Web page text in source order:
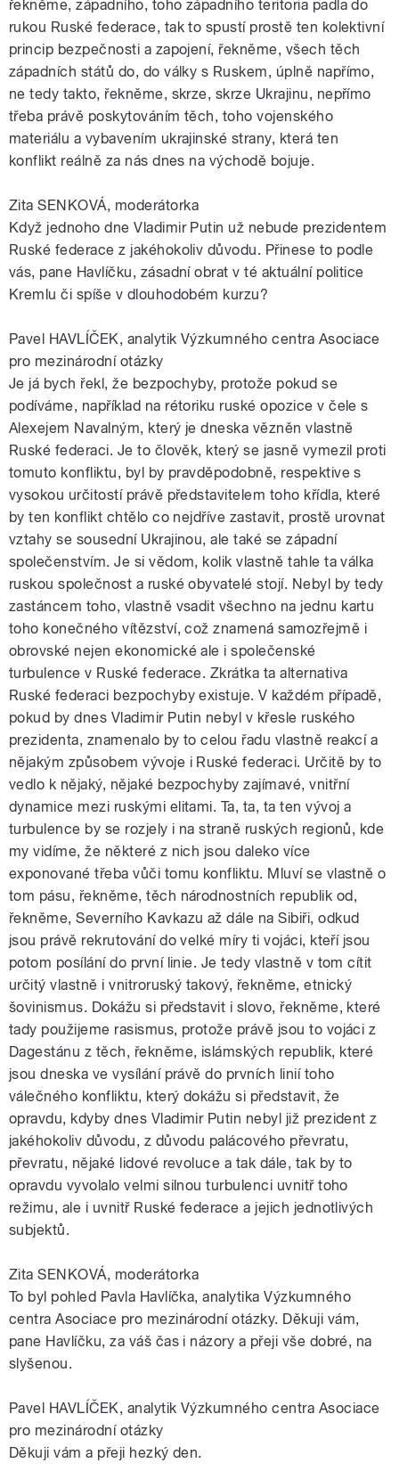
řekněme, západního, toho západního teritoria padla do
rukou Ruské federace, tak to spustí prostě ten kolektivní
princip bezpečnosti a zapojení, řekněme, všech těch
západních států do, do války s Ruskem, úplně napřímo,
ne tedy takto, řekněme, skrze, skrze Ukrajinu, nepřímo
třeba právě poskytováním těch, toho vojenského
materiálu a vybavením ukrajinské strany, která ten
konflikt reálně za nás dnes na východě bojuje.
Zita SENKOVÁ, moderátorka
Když jednoho dne Vladimir Putin už nebude prezidentem
Ruské federace z jakéhokoliv důvodu. Přinese to podle
vás, pane Havlíčku, zásadní obrat v té aktuální politice
Kremlu či spíše v dlouhodobém kurzu?
Pavel HAVLÍČEK, analytik Výzkumného centra Asociace
pro mezinárodní otázky
Je já bych řekl, že bezpochyby, protože pokud se
podíváme, například na rétoriku ruské opozice v čele s
Alexejem Navalným, který je dneska vězněn vlastně
Ruské federaci. Je to člověk, který se jasně vymezil proti
tomuto konfliktu, byl by pravděpodobně, respektive s
vysokou určitostí právě představitelem toho křídla, které
by ten konflikt chtělo co nejdříve zastavit, prostě urovnat
vztahy se sousední Ukrajinou, ale také se západní
společenstvím. Je si vědom, kolik vlastně tahle ta válka
ruskou společnost a ruské obyvatelé stojí. Nebyl by tedy
zastáncem toho, vlastně vsadit všechno na jednu kartu
toho konečného vítězství, což znamená samozřejmě i
obrovské nejen ekonomické ale i společenské
turbulence v Ruské federace. Zkrátka ta alternativa
Ruské federaci bezpochyby existuje. V každém případě,
pokud by dnes Vladimir Putin nebyl v křesle ruského
prezidenta, znamenalo by to celou řadu vlastně reakcí a
nějakým způsobem vývoje i Ruské federaci. Určitě by to
vedlo k nějaký, nějaké bezpochyby zajímavé, vnitřní
dynamice mezi ruskými elitami. Ta, ta, ta ten vývoj a
turbulence by se rozjely i na straně ruských regionů, kde
my vidíme, že některé z nich jsou daleko více
exponované třeba vůči tomu konfliktu. Mluví se vlastně o
tom pásu, řekněme, těch národnostních republik od,
řekněme, Severního Kavkazu až dále na Sibiři, odkud
jsou právě rekrutování do velké míry ti vojáci, kteří jsou
potom posílání do první linie. Je tedy vlastně v tom cítit
určitý vlastně i vnitroruský takový, řekněme, etnický
šovinismus. Dokážu si představit i slovo, řekněme, které
tady použijeme rasismus, protože právě jsou to vojáci z
Dagestánu z těch, řekněme, islámských republik, které
jsou dneska ve vysílání právě do prvních linií toho
válečného konfliktu, který dokážu si představit, že
opravdu, kdyby dnes Vladimir Putin nebyl již prezident z
jakéhokoliv důvodu, z důvodu palácového převratu,
převratu, nějaké lidové revoluce a tak dále, tak by to
opravdu vyvolalo velmi silnou turbulenci uvnitř toho
režimu, ale i uvnitř Ruské federace a jejich jednotlivých
subjektů.
Zita SENKOVÁ, moderátorka
To byl pohled Pavla Havlíčka, analytika Výzkumného
centra Asociace pro mezinárodní otázky. Děkuji vám,
pane Havlíčku, za váš čas i názory a přeji vše dobré, na
slyšenou.
Pavel HAVLÍČEK, analytik Výzkumného centra Asociace
pro mezinárodní otázky
Děkuji vám a přeji hezký den.